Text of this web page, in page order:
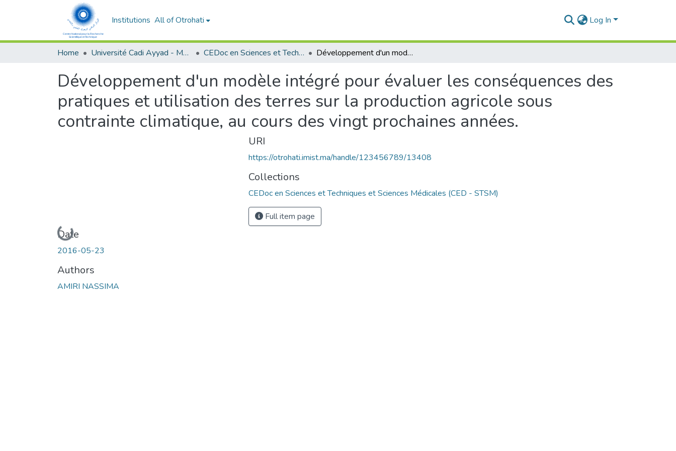
Institutions All of Otrohati Log In
Home Université Cadi Ayyad - Marrakech CEDoc en Sciences et Techniques et Sciences Médicales (CED - STSM) Développement d'un modèle intégré pour évaluer les conséquences des pratiques et utilisation des terres sur la production agricole sous contrainte climatique, au cours des vingt prochaines années.
Développement d'un modèle intégré pour évaluer les conséquences des
pratiques et utilisation des terres sur la production agricole sous
contrainte climatique, au cours des vingt prochaines années.
Loading...
Date
2016-05-23
Authors
AMIRI NASSIMA
URI
https://otrohati.imist.ma/handle/123456789/13408
Collections
CEDoc en Sciences et Techniques et Sciences Médicales (CED - STSM)
Full item page